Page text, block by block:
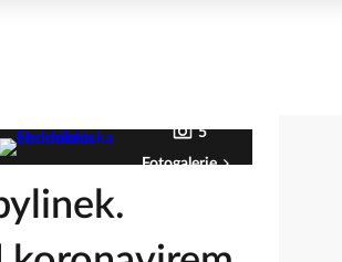
5
Fotogalerie